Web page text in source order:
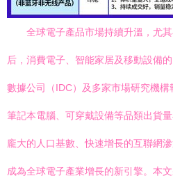
全球電子產品市場持續升溫，尤
后，消費電子、智能家居及移動設備
數據公司（IDC）及多家市場研究機構
筆記本電腦、可穿戴設備等品類出貨
龐大的人口基數、快速增長的互聯網
成為全球電子產業增長的新引擎。本